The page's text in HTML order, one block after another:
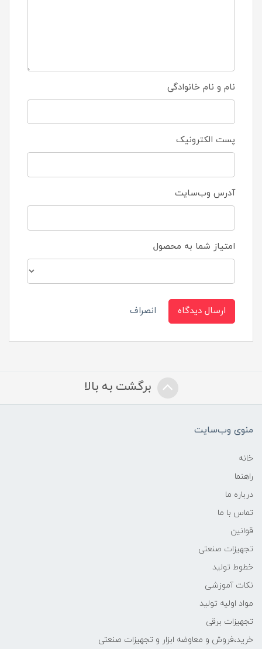
نام و نام خانوادگی
پست الکترونیک
آدرس وب‌سایت
امتیاز شما به محصول
ارسال دیدگاه انصراف
برگشت به بالا
منوی وب‌سایت
خانه
راهنما
درباره ما
تماس با ما
قوانین
تجهیزات صنعتی
خطوط تولید
نکات آموزشی
مواد اولیه تولید
تجهیزات برقی
خرید،فروش و معاوضه ابزار و تجهیزات صنعتی